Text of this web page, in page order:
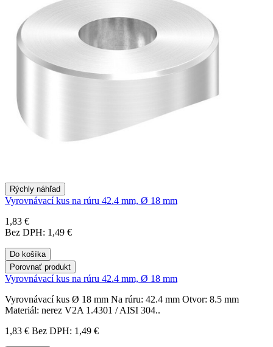
Rýchly náhľad
Vyrovnávací kus na rúru 42.4 mm, Ø 18 mm
1,83 €
Bez DPH: 1,49 €
Do košíka
Porovnať produkt
Vyrovnávací kus na rúru 42.4 mm, Ø 18 mm
Vyrovnávací kus Ø 18 mm Na rúru: 42.4 mm Otvor: 8.5 mm
Materiál: nerez V2A 1.4301 / AISI 304..
1,83 € Bez DPH: 1,49 €